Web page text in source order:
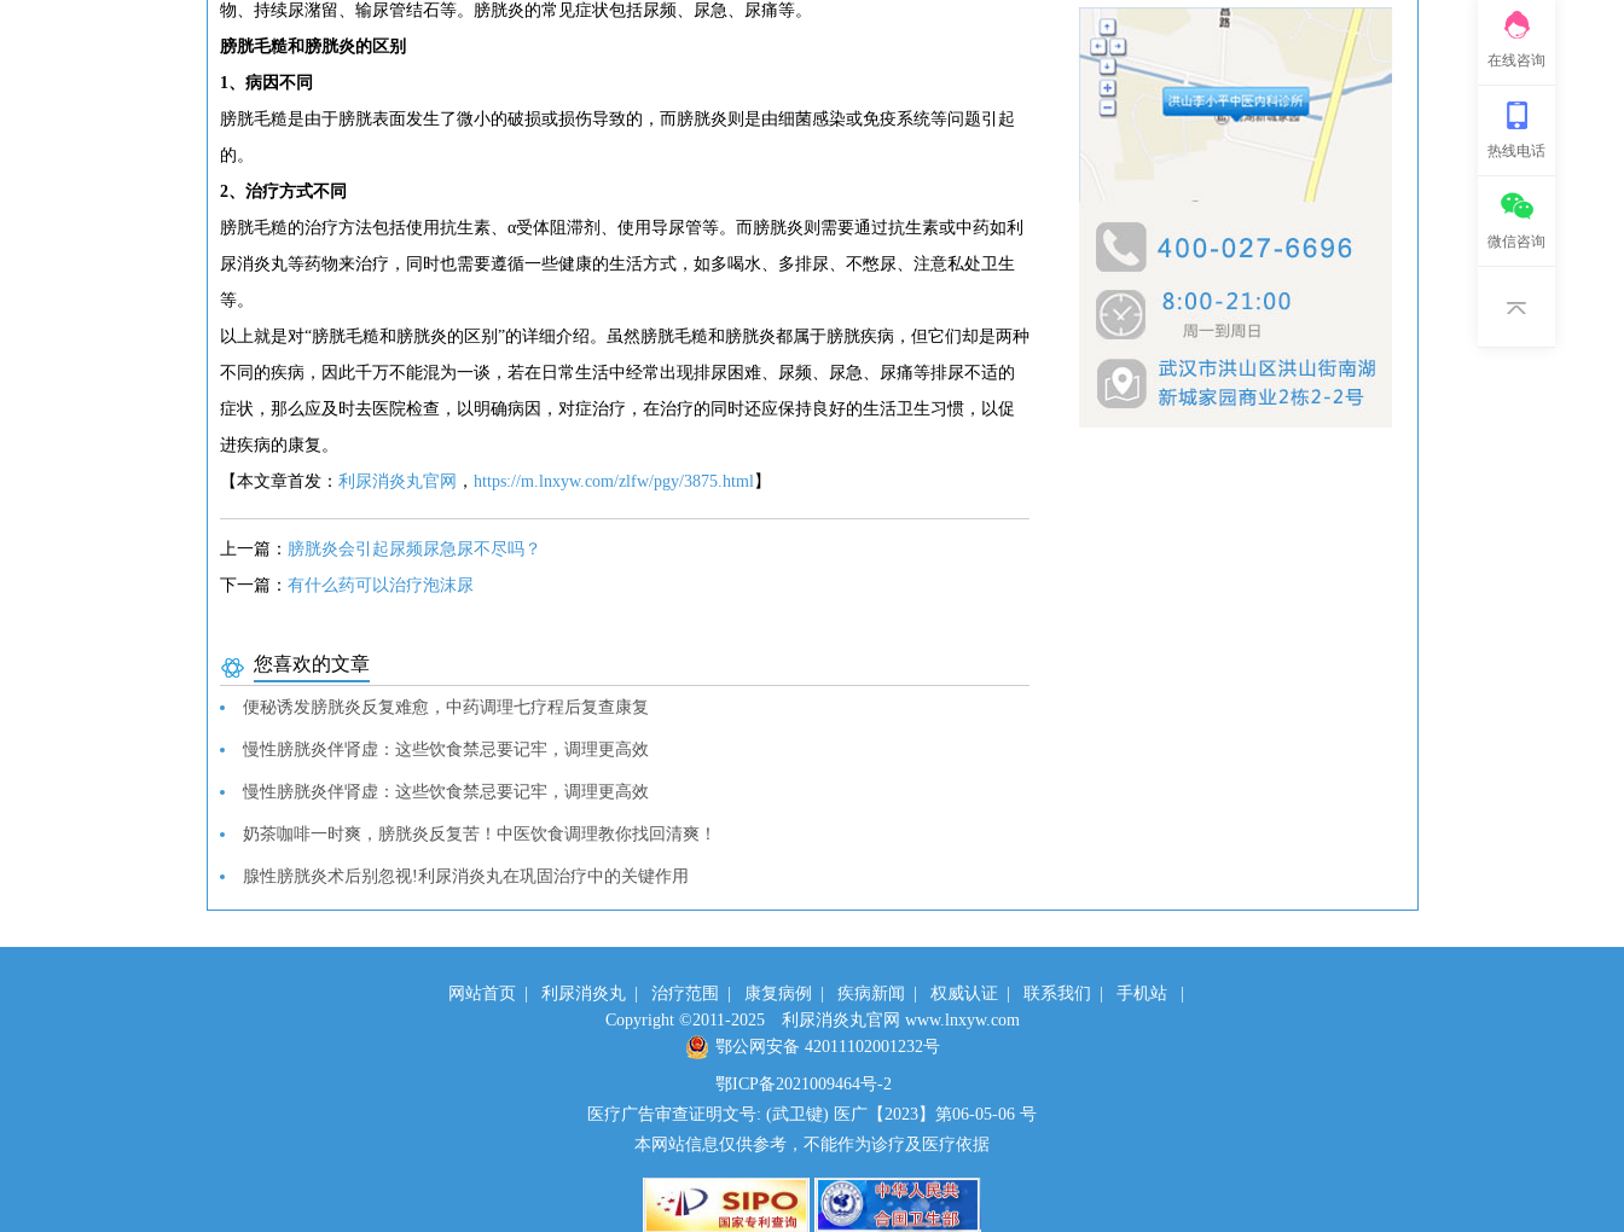
在线咨询
热线电话
微信咨询
物、持续尿潴留、输尿管结石等。膀胱炎的常见症状包括尿频、尿急、尿痛等。
膀胱毛糙和膀胱炎的区别
1、病因不同
膀胱毛糙是由于膀胱表面发生了微小的破损或损伤导致的，而膀胱炎则是由细菌感染或免疫系统等问题引起
的。
2、治疗方式不同
膀胱毛糙的治疗方法包括使用抗生素、α受体阻滞剂、使用导尿管等。而膀胱炎则需要通过抗生素或中药如利
尿消炎丸等药物来治疗，同时也需要遵循一些健康的生活方式，如多喝水、多排尿、不憋尿、注意私处卫生
等。
以上就是对“膀胱毛糙和膀胱炎的区别”的详细介绍。虽然膀胱毛糙和膀胱炎都属于膀胱疾病，但它们却是两种
不同的疾病，因此千万不能混为一谈，若在日常生活中经常出现排尿困难、尿频、尿急、尿痛等排尿不适的
症状，那么应及时去医院检查，以明确病因，对症治疗，在治疗的同时还应保持良好的生活卫生习惯，以促
进疾病的康复。
【本文章首发： 利尿消炎丸官网 ， https://m.lnxyw.com/zlfw/pgy/3875.html】
上一篇： 膀胱炎会引起尿频尿急尿不尽吗？
下一篇： 有什么药可以治疗泡沫尿
您喜欢的文章
便秘诱发膀胱炎反复难愈，中药调理七疗程后复查康复
慢性膀胱炎伴肾虚：这些饮食禁忌要记牢，调理更高效
慢性膀胱炎伴肾虚：这些饮食禁忌要记牢，调理更高效
奶茶咖啡一时爽，膀胱炎反复苦！中医饮食调理教你找回清爽！
腺性膀胱炎术后别忽视!利尿消炎丸在巩固治疗中的关键作用
网站首页 利尿消炎丸 治疗范围 康复病例 疾病新闻 权威认证 联系我们 手机站
Copyright ©2011-2025 利尿消炎丸官网 www.lnxyw.com
鄂公网安备 42011102001232号
鄂ICP备2021009464号-2
医疗广告审查证明文号: (武卫键) 医广【2023】第06-05-06 号
本网站信息仅供参考，不能作为诊疗及医疗依据